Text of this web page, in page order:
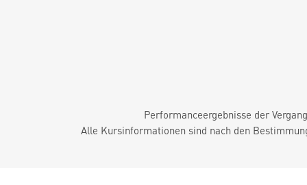
Performanceergebnisse der
Alle Kursinformationen sind nach den